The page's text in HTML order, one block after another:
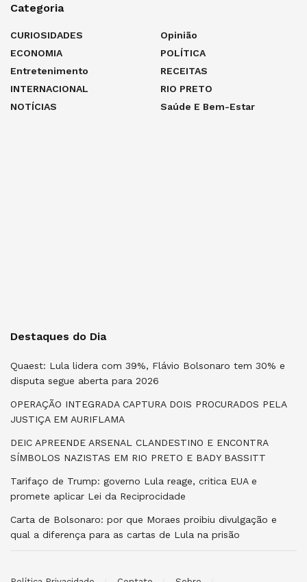
Categoria
CURIOSIDADES
ECONOMIA
Entretenimento
INTERNACIONAL
NOTÍCIAS
Opinião
POLÍTICA
RECEITAS
RIO PRETO
Saúde E Bem-Estar
Destaques do Dia
Quaest: Lula lidera com 39%, Flávio Bolsonaro tem 30% e
disputa segue aberta para 2026
OPERAÇÃO INTEGRADA CAPTURA DOIS PROCURADOS PELA
JUSTIÇA EM AURIFLAMA
DEIC APREENDE ARSENAL CLANDESTINO E ENCONTRA
SÍMBOLOS NAZISTAS EM RIO PRETO E BADY BASSITT
Tarifaço de Trump: governo Lula reage, critica EUA e
promete aplicar Lei da Reciprocidade
Carta de Bolsonaro: por que Moraes proibiu divulgação e
qual a diferença para as cartas de Lula na prisão